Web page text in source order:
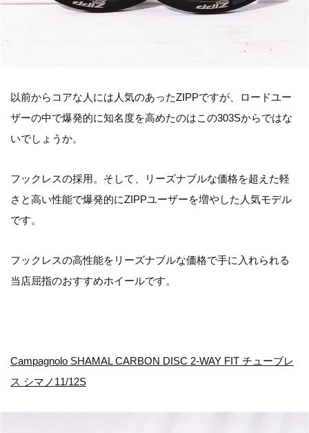
以前からコアな人には人気のあったZIPPですが、ロードユー
ザーの中で爆発的に知名度を高めたのはこの303Sからではな
いでしょうか。
フックレスの採用。そして、リーズナブルな価格を超えた軽
さと高い性能で爆発的にZIPPユーザーを増やした人気モデル
です。
フックレスの高性能をリーズナブルな価格で手に入れられる
当店屈指のおすすめホイールです。
Campagnolo SHAMAL CARBON DISC 2-WAY FIT チューブレ
ス シマノ11/12S